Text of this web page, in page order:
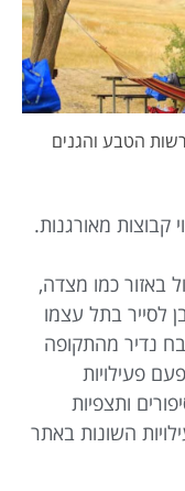
הטבע והגנים
באזור כמו מצדה,
לסייר בתל עצמו
נדיר מהתקופה
פעילויות
ותצפיות
השונות באתר